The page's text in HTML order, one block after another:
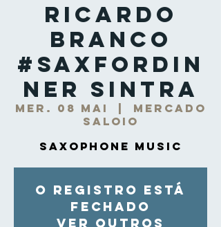
Ricardo
Branco
#SaxForDin
ner Sintra
mer. 08 mai
Mercado
Saloio
Saxophone Music
O registro está
fechado
Ver outros